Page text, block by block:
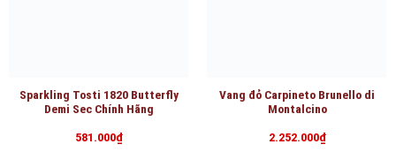
Sparkling Tosti 1820 Butterfly
Demi Sec Chính Hãng
581.000₫
Vang đỏ Carpineto Brunello di
Montalcino
2.252.000₫